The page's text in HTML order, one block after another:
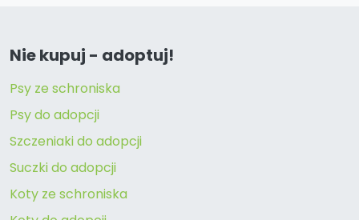
Nie kupuj - adoptuj!
Psy ze schroniska
Psy do adopcji
Szczeniaki do adopcji
Suczki do adopcji
Koty ze schroniska